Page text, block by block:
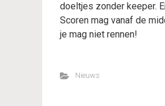
doeltjes zonder keeper.
Scoren mag vanaf de
je mag niet rennen!
Nieuws